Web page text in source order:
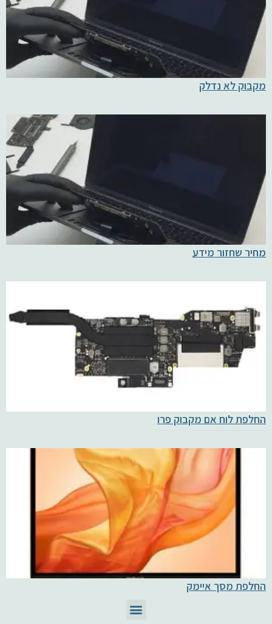
מקבוק לא נדלק
מחיר שחזור מידע
החלפת לוח אם מקבוק פרו
החלפת מסך איימק